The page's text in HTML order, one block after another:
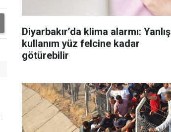
Diyarbakır’da klima alarmı: Yanlış
kullanım yüz felcine kadar
götürebilir